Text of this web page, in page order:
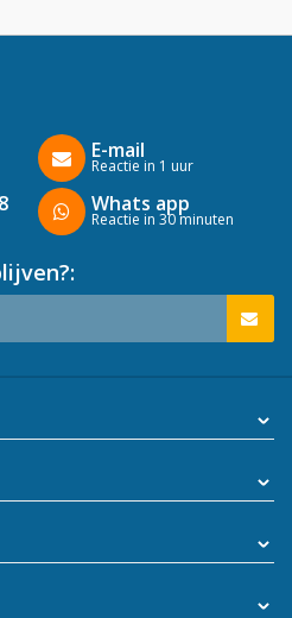
E-mail
Reactie in 1 uur
Whats app
Reactie in 30 minuten